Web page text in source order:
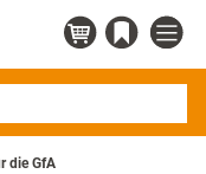
die GfA